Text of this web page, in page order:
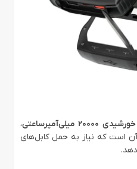
میلی‌آمپرساعتی
،
آن است که نیاز به حمل کابل‌های